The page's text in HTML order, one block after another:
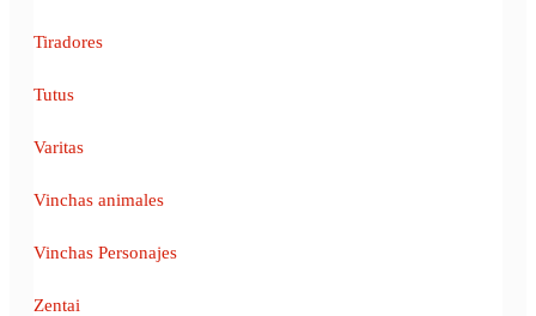
Tiradores
Tutus
Varitas
Vinchas animales
Vinchas Personajes
Zentai